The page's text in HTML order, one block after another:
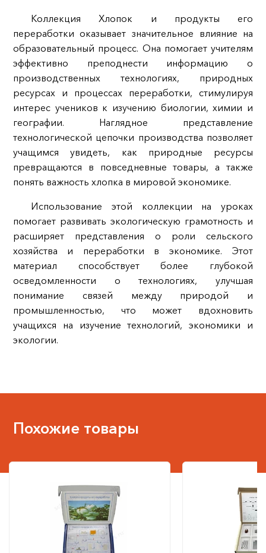
Коллекция Хлопок и продукты его
переработки оказывает значительное влияние на
образовательный процесс. Она помогает учителям
эффективно преподнести информацию о
производственных технологиях, природных
ресурсах и процессах переработки, стимулируя
интерес учеников к изучению биологии, химии и
географии. Наглядное представление
технологической цепочки производства позволяет
учащимся увидеть, как природные ресурсы
превращаются в повседневные товары, а также
понять важность хлопка в мировой экономике.
Использование этой коллекции на уроках
помогает развивать экологическую грамотность и
расширяет представления о роли сельского
хозяйства и переработки в экономике. Этот
материал способствует более глубокой
осведомленности о технологиях, улучшая
понимание связей между природой и
промышленностью, что может вдохновить
учащихся на изучение технологий, экономики и
экологии.
Похожие товары